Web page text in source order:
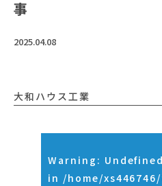
事
2025.04.08
大和ハウス工業
Warning :
in /home/